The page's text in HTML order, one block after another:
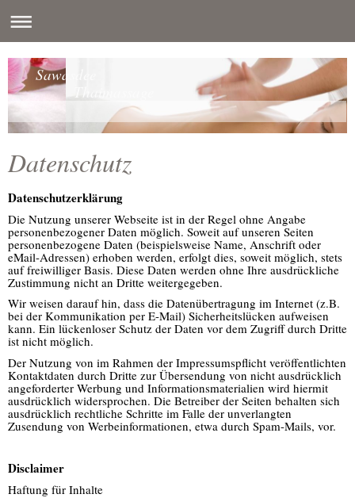
Sawasdee
Thaimassage
Datenschutz
Datenschutzerklärung
Die Nutzung unserer Webseite ist in der Regel ohne Angabe
personenbezogener Daten möglich. Soweit auf unseren Seiten
personenbezogene Daten (beispielsweise Name, Anschrift oder
eMail-Adressen) erhoben werden, erfolgt dies, soweit möglich, stets
auf freiwilliger Basis. Diese Daten werden ohne Ihre ausdrückliche
Zustimmung nicht an Dritte weitergegeben.
Wir weisen darauf hin, dass die Datenübertragung im Internet (z.B.
bei der Kommunikation per E-Mail) Sicherheitslücken aufweisen
kann. Ein lückenloser Schutz der Daten vor dem Zugriff durch Dritte
ist nicht möglich.
Der Nutzung von im Rahmen der Impressumspflicht veröffentlichten
Kontaktdaten durch Dritte zur Übersendung von nicht ausdrücklich
angeforderter Werbung und Informationsmaterialien wird hiermit
ausdrücklich widersprochen. Die Betreiber der Seiten behalten sich
ausdrücklich rechtliche Schritte im Falle der unverlangten
Zusendung von Werbeinformationen, etwa durch Spam-Mails, vor.
Disclaimer
Haftung für Inhalte